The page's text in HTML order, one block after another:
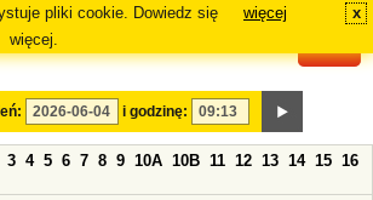
pliki cookie. Dowiedz się
więcej.
więcej x
i godzinę:
3 4 5 6 7 8 9 10A 10B 11 12 13 14 15 16